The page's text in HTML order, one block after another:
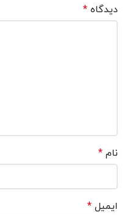
دیدگاه*
نام*
ایمیل*